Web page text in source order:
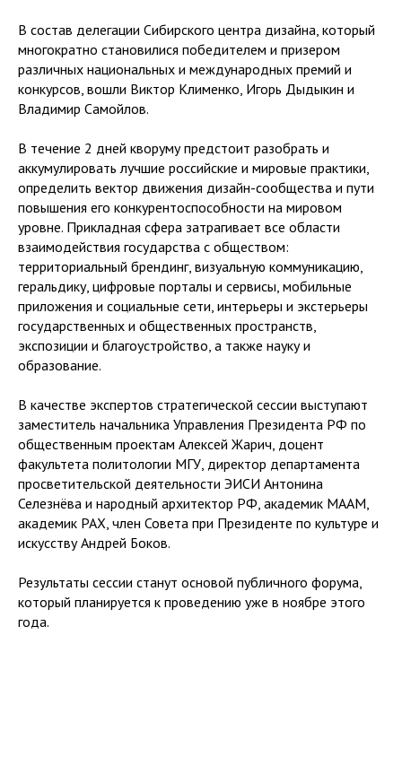
В состав делегации Сибирского центра дизайна, который
многократно становилися победителем и призером
различных национальных и международных премий и
конкурсов, вошли Виктор Клименко, Игорь Дыдыкин и
Владимир Самойлов.
В течение 2 дней кворуму предстоит разобрать и
аккумулировать лучшие российские и мировые практики,
определить вектор движения дизайн-сообщества и пути
повышения его конкурентоспособности на мировом
уровне. Прикладная сфера затрагивает все области
взаимодействия государства с обществом:
территориальный брендинг, визуальную коммуникацию,
геральдику, цифровые порталы и сервисы, мобильные
приложения и социальные сети, интерьеры и экстерьеры
государственных и общественных пространств,
экспозиции и благоустройство, а также науку и
образование.
В качестве экспертов стратегической сессии выступают
заместитель начальника Управления Президента РФ по
общественным проектам Алексей Жарич, доцент
факультета политологии МГУ, директор департамента
просветительской деятельности ЭИСИ Антонина
Селезнёва и народный архитектор РФ, академик МААМ,
академик РАХ, член Совета при Президенте по культуре и
искусству Андрей Боков.
Результаты сессии станут основой публичного форума,
который планируется к проведению уже в ноябре этого
года.